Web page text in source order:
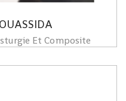
Et Composite